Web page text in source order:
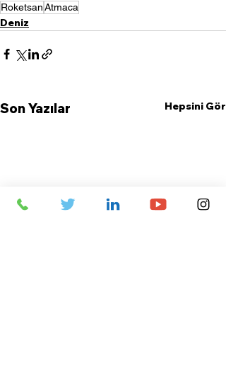
RoketsanAtmaca
Deniz
Son Yazılar Hepsini Gör